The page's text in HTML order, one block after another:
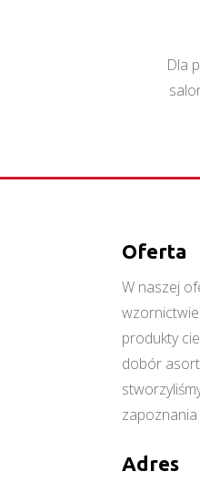
Dla
Oferta
W naszej
produkty
dobór
Adres